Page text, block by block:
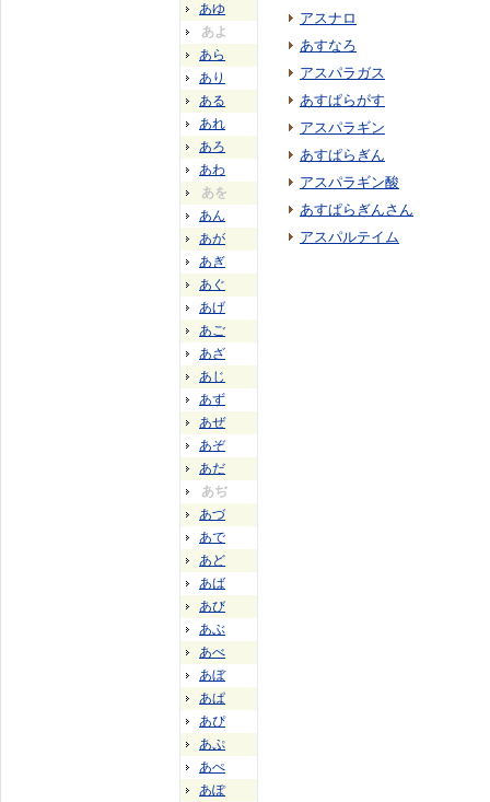
あゆ
あよ
あら
あり
ある
あれ
あろ
あわ
あを
あん
あが
あぎ
あぐ
あげ
あご
あざ
あじ
あず
あぜ
あぞ
あだ
あぢ
あづ
あで
あど
あば
あび
あぶ
あべ
あぼ
あぱ
あぴ
あぷ
あぺ
あぽ
アスナロ
あすなろ
アスパラガス
あすぱらがす
アスパラギン
あすぱらぎん
アスパラギン酸
あすぱらぎんさん
アスパルテイム